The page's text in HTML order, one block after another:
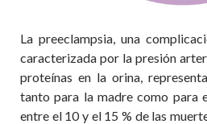
La preeclampsia, una
caracterizada por la presión
proteínas en la orina,
tanto para la madre como para
entre el 10 y el 15 % de las